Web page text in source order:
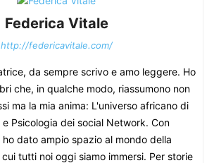
Federica Vitale
http://federicavitale.com/
da sempre scrivo e amo leggere. Ho
che, in qualche modo, riassumono non
ma la mia anima: L'universo africano di
e Psicologia dei social Network. Con
dato ampio spazio al mondo della
tutti noi oggi siamo immersi. Per storie